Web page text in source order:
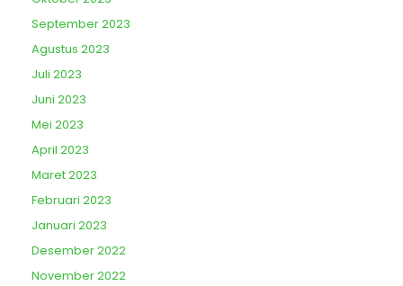
September 2023
Agustus 2023
Juli 2023
Juni 2023
Mei 2023
April 2023
Maret 2023
Februari 2023
Januari 2023
Desember 2022
November 2022